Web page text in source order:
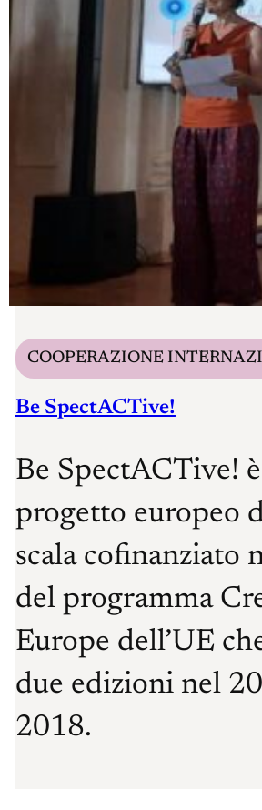
COOPERAZIONE
Be SpectACTive!
Be SpectACTive!
progetto europeo
scala cofinanziato
del programma
Europe dell’UE
due edizioni nel
2018.